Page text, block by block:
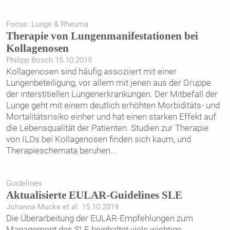
Focus: Lunge & Rheuma
Therapie von Lungenmanifestationen bei
Kollagenosen
Philipp Bosch 15.10.2019
Kollagenosen sind häufig assoziiert mit einer
Lungenbeteiligung, vor allem mit jenen aus der Gruppe
der ­interstitiellen Lungenerkrankungen. Der Mitbefall der
Lunge geht mit einem deutlich erhöhten Morbiditäts- und
Mortalitätsrisiko einher und hat einen starken Effekt auf
die Lebensqualität der Patienten. Studien zur Therapie
von ILDs bei Kollagenosen finden sich kaum, und
Therapieschemata beruhen...
Guidelines
Aktualisierte EULAR-Guidelines SLE
Johanna Mucke et al. 15.10.2019
Die Überarbeitung der EULAR-Empfehlungen zum